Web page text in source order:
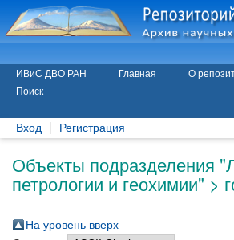
ИВиС ДВО РАН Главная О
Поиск
Вход Регистрация
Объекты подразделения
петрологии и геохимии" >
На уровень вверх